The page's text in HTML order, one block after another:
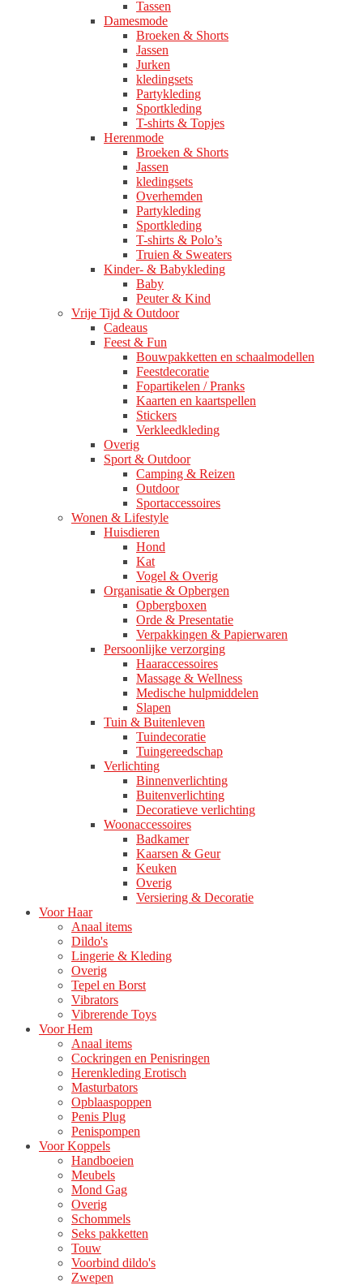
Tassen
Damesmode
Broeken & Shorts
Jassen
Jurken
kledingsets
Partykleding
Sportkleding
T-shirts & Topjes
Herenmode
Broeken & Shorts
Jassen
kledingsets
Overhemden
Partykleding
Sportkleding
T-shirts & Polo’s
Truien & Sweaters
Kinder- & Babykleding
Baby
Peuter & Kind
Vrije Tijd & Outdoor
Cadeaus
Feest & Fun
Bouwpakketten en schaalmodellen
Feestdecoratie
Fopartikelen / Pranks
Kaarten en kaartspellen
Stickers
Verkleedkleding
Overig
Sport & Outdoor
Camping & Reizen
Outdoor
Sportaccessoires
Wonen & Lifestyle
Huisdieren
Hond
Kat
Vogel & Overig
Organisatie & Opbergen
Opbergboxen
Orde & Presentatie
Verpakkingen & Papierwaren
Persoonlijke verzorging
Haaraccessoires
Massage & Wellness
Medische hulpmiddelen
Slapen
Tuin & Buitenleven
Tuindecoratie
Tuingereedschap
Verlichting
Binnenverlichting
Buitenverlichting
Decoratieve verlichting
Woonaccessoires
Badkamer
Kaarsen & Geur
Keuken
Overig
Versiering & Decoratie
Voor Haar
Anaal items
Dildo's
Lingerie & Kleding
Overig
Tepel en Borst
Vibrators
Vibrerende Toys
Voor Hem
Anaal items
Cockringen en Penisringen
Herenkleding Erotisch
Masturbators
Opblaaspoppen
Penis Plug
Penispompen
Voor Koppels
Handboeien
Meubels
Mond Gag
Overig
Schommels
Seks pakketten
Touw
Voorbind dildo's
Zwepen